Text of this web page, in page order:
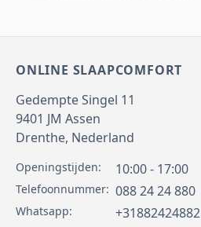
ONLINE SLAAPCOMFORT
Gedempte Singel 11
9401 JM Assen
Drenthe, Nederland
Openingstijden: 10:00 - 17:00
Telefoonnummer: 088 24 24 880
Whatsapp: +31882424882